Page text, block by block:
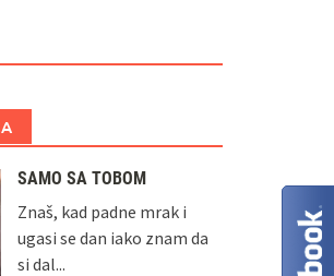
SAMO SA TOBOM
Znaš, kad padne mrak i
ugasi se dan iako znam da
si dal...